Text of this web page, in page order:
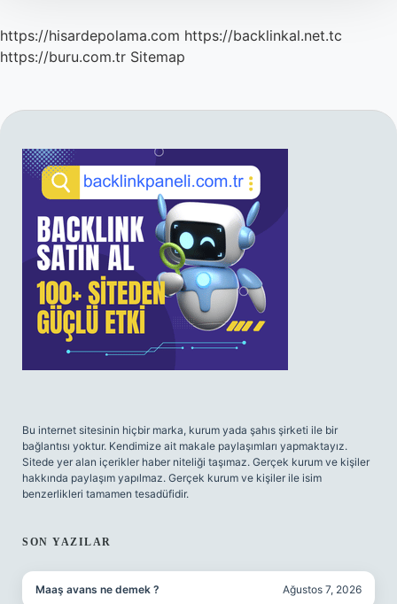
https://hisardepolama.com https://backlinkal.net.tc
https://buru.com.tr Sitemap
SIDEBAR
Bu internet sitesinin hiçbir marka, kurum yada şahıs şirketi ile bir
bağlantısı yoktur. Kendimize ait makale paylaşımları yapmaktayız.
Sitede yer alan içerikler haber niteliği taşımaz. Gerçek kurum ve kişiler
hakkında paylaşım yapılmaz. Gerçek kurum ve kişiler ile isim
benzerlikleri tamamen tesadüfidir.
SON YAZILAR
Maaş avans ne demek ? Ağustos 7, 2026